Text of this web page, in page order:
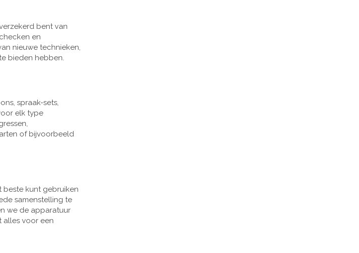
bent van
en
nieuwe technieken,
bieden hebben.
spraak-sets,
elk type
of bijvoorbeeld
beste kunt gebruiken
samenstelling te
we de apparatuur
alles voor een